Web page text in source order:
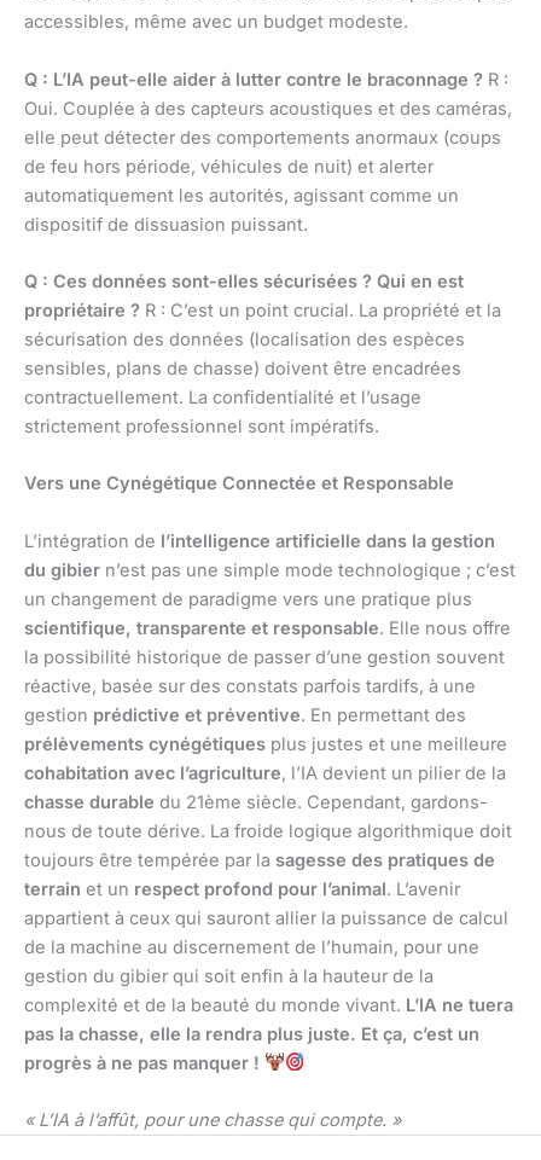
accessibles, même avec un budget modeste.
Q : L’IA peut-elle aider à lutter contre le braconnage ? R :
Oui. Couplée à des capteurs acoustiques et des caméras,
elle peut détecter des comportements anormaux (coups
de feu hors période, véhicules de nuit) et alerter
automatiquement les autorités, agissant comme un
dispositif de dissuasion puissant.
Q : Ces données sont-elles sécurisées ? Qui en est
propriétaire ? R : C’est un point crucial. La propriété et la
sécurisation des données (localisation des espèces
sensibles, plans de chasse) doivent être encadrées
contractuellement. La confidentialité et l’usage
strictement professionnel sont impératifs.
Vers une Cynégétique Connectée et Responsable
L’intégration de l’intelligence artificielle dans la gestion
du gibier n’est pas une simple mode technologique ; c’est
un changement de paradigme vers une pratique plus
scientifique, transparente et responsable. Elle nous offre
la possibilité historique de passer d’une gestion souvent
réactive, basée sur des constats parfois tardifs, à une
gestion prédictive et préventive. En permettant des
prélèvements cynégétiques plus justes et une meilleure
cohabitation avec l’agriculture, l’IA devient un pilier de la
chasse durable du 21ème siècle. Cependant, gardons-
nous de toute dérive. La froide logique algorithmique doit
toujours être tempérée par la sagesse des pratiques de
terrain et un respect profond pour l’animal. L’avenir
appartient à ceux qui sauront allier la puissance de calcul
de la machine au discernement de l’humain, pour une
gestion du gibier qui soit enfin à la hauteur de la
complexité et de la beauté du monde vivant. L’IA ne tuera
pas la chasse, elle la rendra plus juste. Et ça, c’est un
progrès à ne pas manquer !
« L’IA à l’affût, pour une chasse qui compte. »